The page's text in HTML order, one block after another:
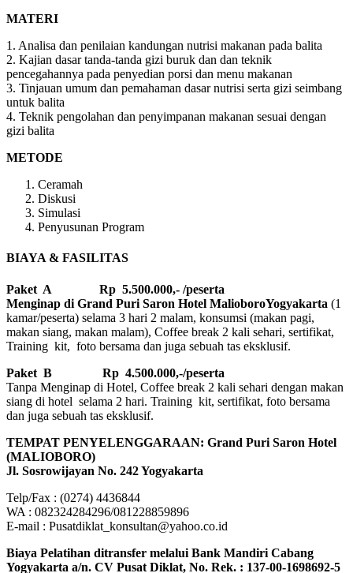
MATERI
1. Analisa dan penilaian kandungan nutrisi makanan pada balita
2. Kajian dasar tanda-tanda gizi buruk dan dan teknik
pencegahannya pada penyedian porsi dan menu makanan
3. Tinjauan umum dan pemahaman dasar nutrisi serta gizi seimbang
untuk balita
4. Teknik pengolahan dan penyimpanan makanan sesuai dengan
gizi balita
METODE
Ceramah
Diskusi
Simulasi
Penyusunan Program
BIAYA & FASILITAS
Paket A Rp 5.500.000,- /peserta
Menginap di Grand Puri Saron Hotel MalioboroYogyakarta (1
kamar/peserta) selama 3 hari 2 malam, konsumsi (makan pagi,
makan siang, makan malam), Coffee break 2 kali sehari, sertifikat,
Training kit, foto bersama dan juga sebuah tas eksklusif.
Paket B
Rp 4.500.000,-/peserta
Tanpa Menginap di Hotel, Coffee break 2 kali sehari dengan makan
siang di hotel selama 2 hari. Training kit, sertifikat, foto bersama
dan juga sebuah tas eksklusif.
TEMPAT PENYELENGGARAAN: Grand Puri Saron Hotel
(MALIOBORO)
Jl. Sosrowijayan No. 242 Yogyakarta
Telp/Fax : (0274) 4436844
WA : 082324284296/081228859896
E-mail : Pusatdiklat_konsultan@yahoo.co.id
Biaya Pelatihan ditransfer melalui Bank Mandiri Cabang
Yogyakarta a/n. CV Pusat Diklat, No. Rek. : 137-00-1698692-5